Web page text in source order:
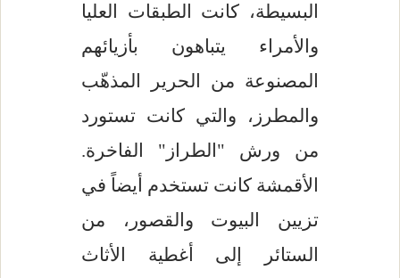
البسيطة، كانت الطبقات العليا
والأمراء يتباهون بأزيائهم
المصنوعة من الحرير المذهّب
والمطرز، والتي كانت تستورد
من ورش "الطراز" الفاخرة.
الأقمشة كانت تستخدم أيضاً في
تزيين البيوت والقصور، من
الستائر إلى أغطية الأثاث